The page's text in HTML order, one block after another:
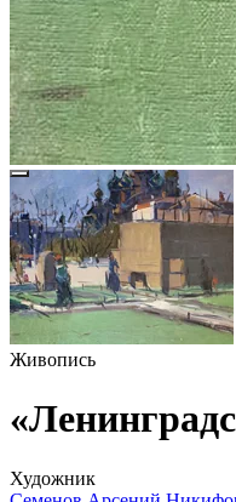
Живопись
Художник